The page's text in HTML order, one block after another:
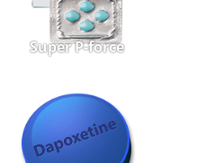
Super P-force